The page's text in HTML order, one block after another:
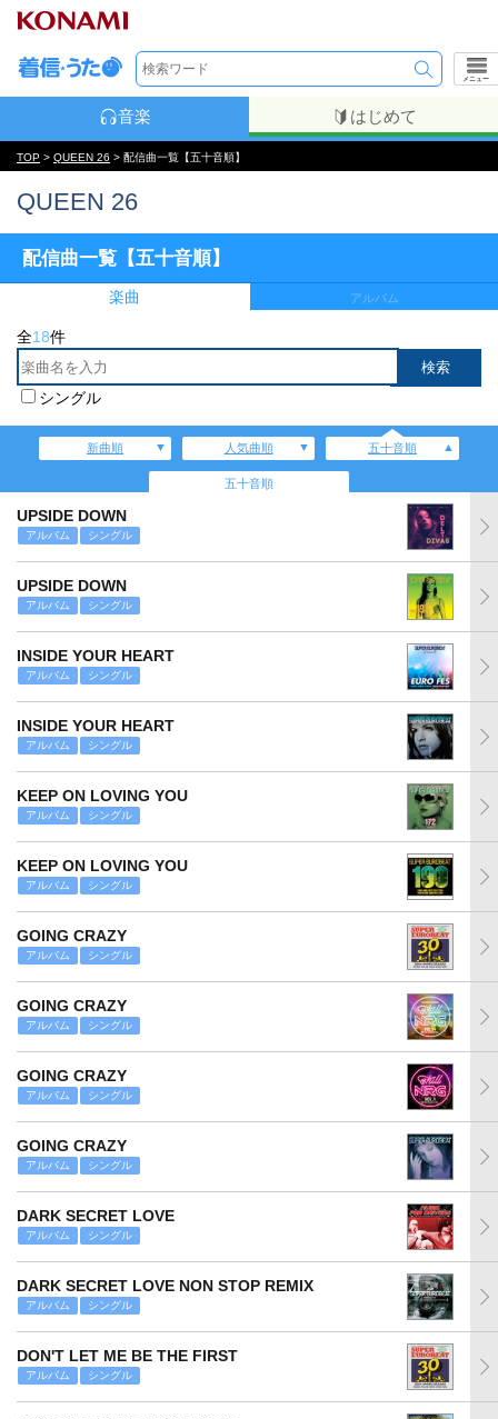
メニュー
音楽 はじめて
TOP > QUEEN 26 > 配信曲一覧【五十音順】
QUEEN 26
配信曲一覧【五十音順】
楽曲 アルバム
全18件
シングル
新曲順 人気曲順 五十音順
五十音順
UPSIDE DOWN
アルバム シングル
UPSIDE DOWN
アルバム シングル
INSIDE YOUR HEART
アルバム シングル
INSIDE YOUR HEART
アルバム シングル
KEEP ON LOVING YOU
アルバム シングル
KEEP ON LOVING YOU
アルバム シングル
GOING CRAZY
アルバム シングル
GOING CRAZY
アルバム シングル
GOING CRAZY
アルバム シングル
GOING CRAZY
アルバム シングル
DARK SECRET LOVE
アルバム シングル
DARK SECRET LOVE NON STOP REMIX
アルバム シングル
DON'T LET ME BE THE FIRST
アルバム シングル